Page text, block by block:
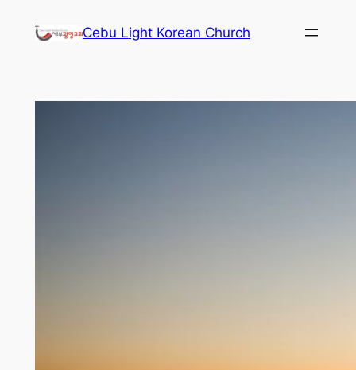
Cebu Light Korean Church